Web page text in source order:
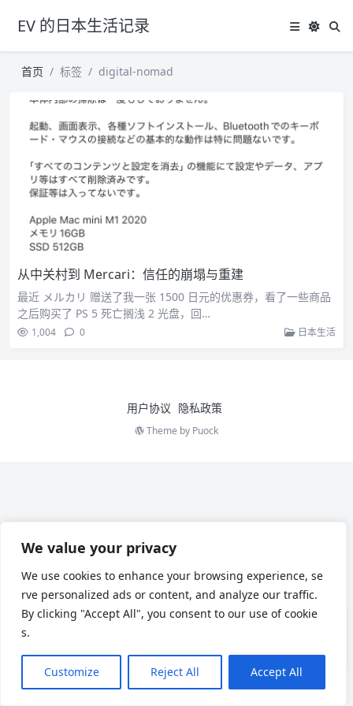
We value your privacy
We use cookies to enhance your browsing experience, se
rve personalized ads or content, and analyze our traffic.
By clicking "Accept All", you consent to our use of cookie
s.
Customize Reject All Accept All
EV 的日本生活记录
首页 标签 digital-nomad
从中关村到 Mercari：信任的崩塌与重建
最近 メルカリ 赠送了我一张 1500 日元的优惠券，看了一些商品
之后购买了 PS 5 死亡搁浅 2 光盘，回…
1,004 0 日本生活
用户协议 隐私政策
Theme by Puock